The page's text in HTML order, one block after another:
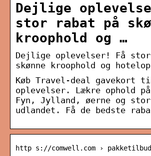
Dejlige
stor rabat på
kroophold og …
Dejlige oplevelser! Få
skønne kroophold og
Køb Travel-deal gavekort
oplevelser. Lækre ophold
Fyn, Jylland, øerne og
udlandet. Få de bedste
http s://comwell.com › pakketilbud